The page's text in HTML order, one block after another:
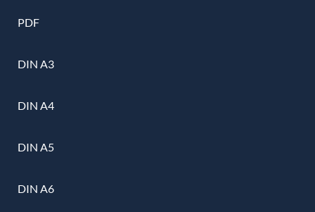
PDF
DIN A3
DIN A4
DIN A5
DIN A6